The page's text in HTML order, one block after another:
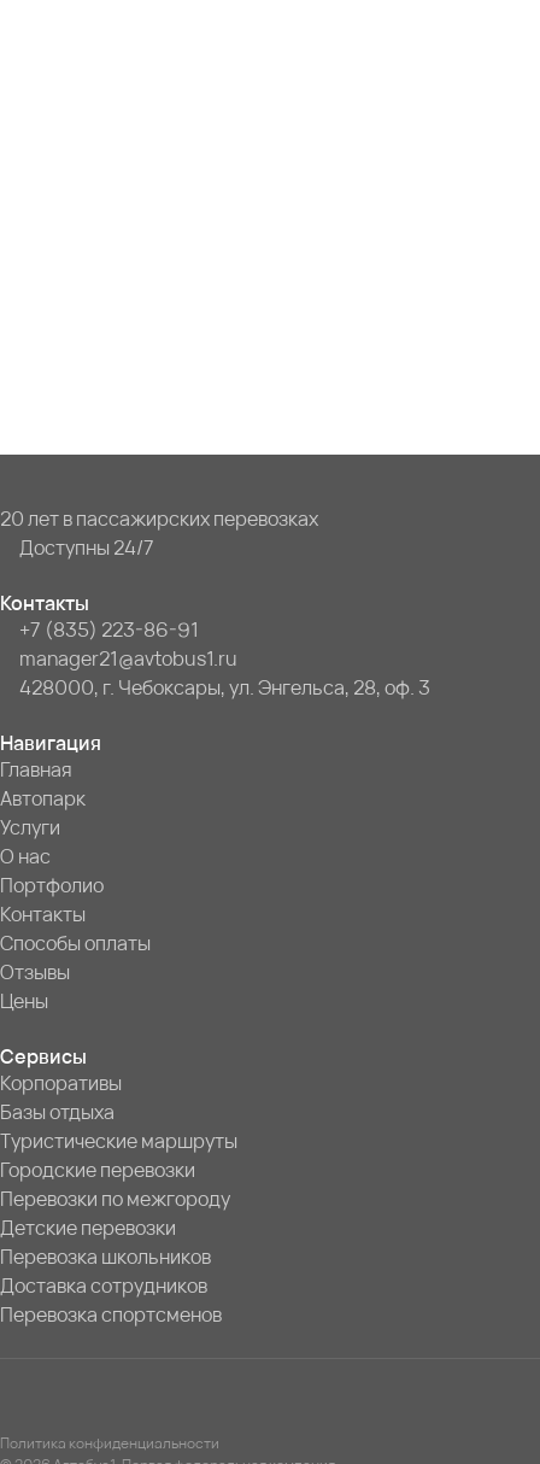
20 лет в пассажирских перевозках
Доступны 24/7
Контакты
+7 (835) 223-86-91
manager21@avtobus1.ru
428000, г. Чебоксары, ул. Энгельса, 28, оф. 3
Навигация
Главная
Автопарк
Услуги
О нас
Портфолио
Контакты
Способы оплаты
Отзывы
Цены
Сервисы
Корпоративы
Базы отдыха
Туристические маршруты
Городские перевозки
Перевозки по межгороду
Детские перевозки
Перевозка школьников
Доставка сотрудников
Перевозка спортсменов
Политика конфиденциальности